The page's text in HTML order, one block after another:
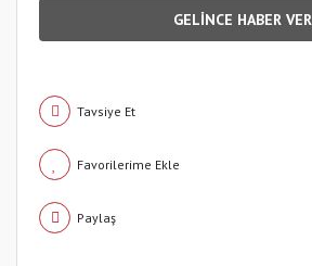
GELİNCE HABER VER
Tavsiye Et
Paylaş